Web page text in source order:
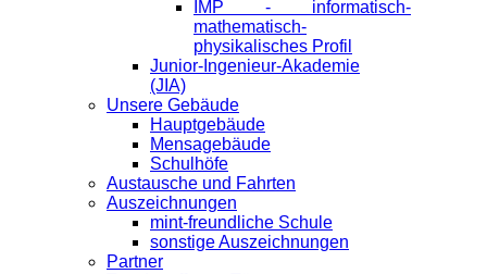
IMP - informatisch-
mathematisch-
physikalisches Profil
Junior-Ingenieur-Akademie
(JIA)
Unsere Gebäude
Hauptgebäude
Mensagebäude
Schulhöfe
Austausche und Fahrten
Auszeichnungen
mint-freundliche Schule
sonstige Auszeichnungen
Partner